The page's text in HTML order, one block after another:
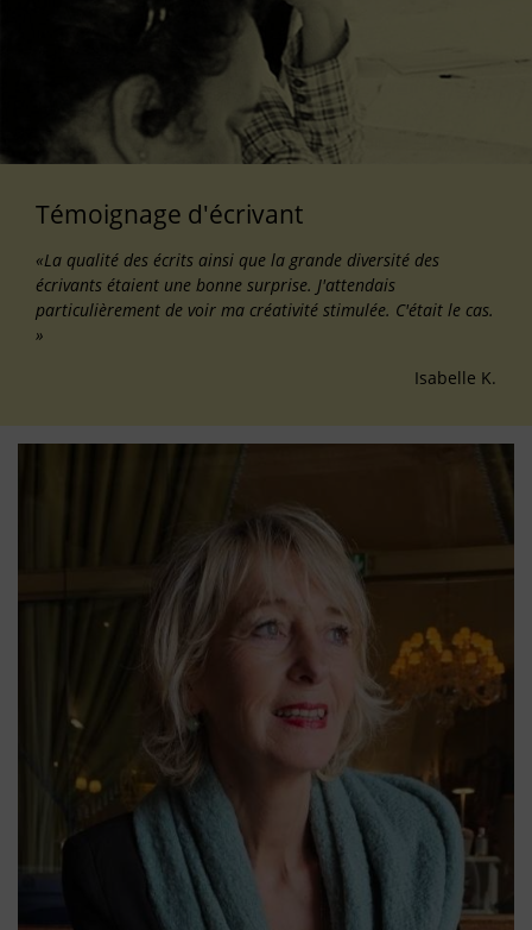
Témoignage d'écrivant
«La qualité des écrits ainsi que la grande diversité des
écrivants étaient une bonne surprise. J'attendais
particulièrement de voir ma créativité stimulée. C'était le cas.
»
Isabelle K.